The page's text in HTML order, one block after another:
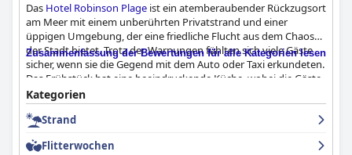
Das Hotel Robinson Plage ist ein atemberaubender Rückzugsort
am Meer mit einem unberührten Privatstrand und einer
üppigen Umgebung, der eine friedliche Flucht aus dem Chaos
der Stadt bietet. Trotz der Warnungen fühlten sich viele Gäste
sicher, wenn sie die Gegend mit dem Auto oder Taxi erkundeten.
Das Frühstück hat eine beeindruckende Küche, wobei die Gäste
vorschlugen, ein oder zwei weitere Optionen hinzuzufügen. Das
Abendessen war köstlich mit schmackhaften Mahlzeiten,
obwohl einige Gäste eine Verbesserung des Service
gepflegt, und das Hotel hat einen hohen Sauberkeitsstandard.
Zusammenfassung der Bewertungen für alle Kategorien lesen
Kategorien
Strand
Flitterwochen